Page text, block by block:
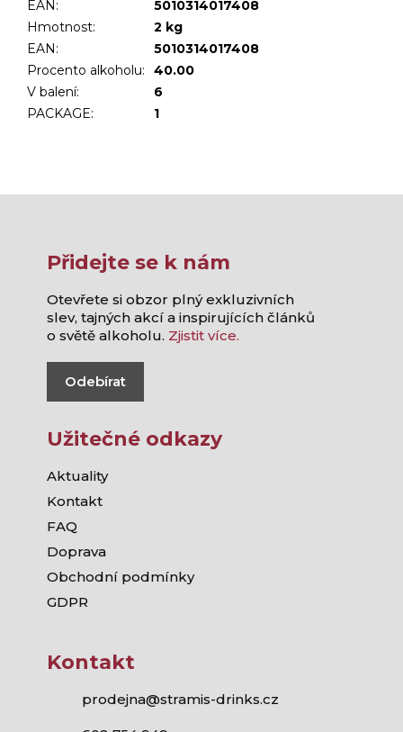
EAN:
5010314017408
Hmotnost:
2 kg
EAN:
5010314017408
Procento alkoholu:
40.00
V balení:
6
PACKAGE: 1
Přidejte se k nám
Otevřete si obzor plný exkluzivních
slev, tajných akcí a inspirujících článků
o světě alkoholu. Zjistit více.
Odebírat
Užitečné odkazy
Aktuality
Kontakt
FAQ
Doprava
Obchodní podmínky
GDPR
Kontakt
prodejna@stramis-drinks.cz